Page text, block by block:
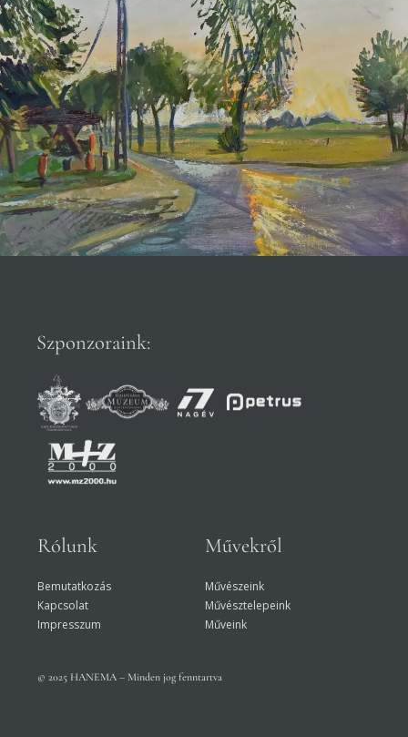
Szponzoraink:
Rólunk
Bemutatkozás
Kapcsolat
Impresszum
Művekről
Művészeink
Művésztelepeink
Műveink
© 2025 HANEMA – Minden jog fenntartva